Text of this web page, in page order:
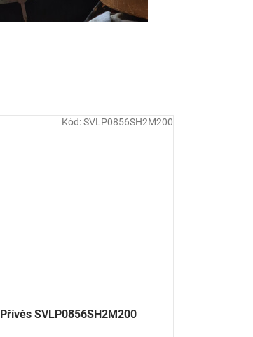
Přívěs SVLP0856SH2M200
Kód:SVLP0856SH2M200